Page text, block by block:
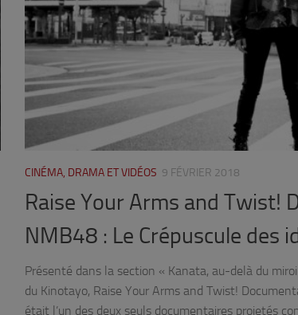
CINÉMA, DRAMA ET VIDÉOS 9 FÉVRIER 2018
Raise Your Arms and Twist!
NMB48 : Le Crépuscule des
Présenté dans la section « Kanata, au-delà du
du Kinotayo, Raise Your Arms and Twist!
était l’un des deux seuls documentaires projetés